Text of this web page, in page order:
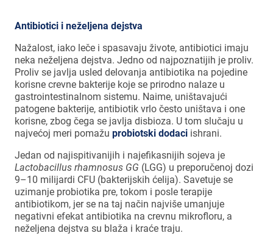
Antibiotici i neželjena dejstva
Nažalost, iako leče i spasavaju živote, antibiotici imaju
neka neželjena dejstva. Jedno od najpoznatijih je proliv.
Proliv se javlja usled delovanja antibiotika na pojedine
korisne crevne bakterije koje se prirodno nalaze u
gastrointestinalnom sistemu. Naime, uništavajući
patogene bakterije, antibiotik vrlo često uništava i one
korisne, zbog čega se javlja disbioza. U tom slučaju u
najvećoj meri pomažu probiotski dodaciishrani.
Jedan od najispitivanijih i najefikasnijih sojeva je
Lactobacillus rhamnosus GG (LGG) u preporučenoj dozi
9–10 milijardi CFU (bakterijskih ćelija). Savetuje se
uzimanje probiotika pre, tokom i posle terapije
antibiotikom, jer se na taj način najviše umanjuje
negativni efekat antibiotika na crevnu mikrofloru, a
neželjena dejstva su blaža i kraće traju.